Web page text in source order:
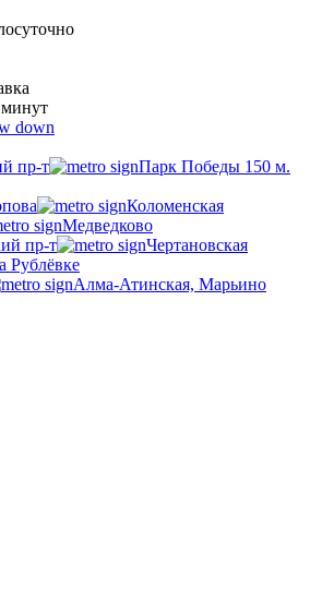
минут
пр-т
Парк Победы 150 м.
Коломенская
Медведково
пр-т
Чертановская
Рублёвке
Алма-Атинская, Марьино